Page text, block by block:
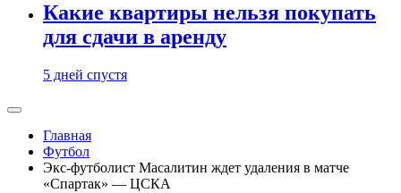
Какие квартиры нельзя покупать
для сдачи в аренду
5 дней спустя
Главная
Футбол
Экс-футболист Масалитин ждет удаления в матче
«Спартак» — ЦСКА